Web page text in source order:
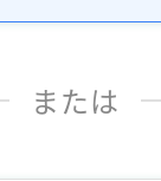
または